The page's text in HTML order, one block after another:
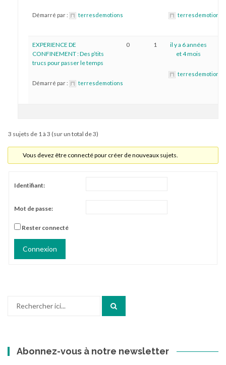
Démarré par : terresdemotions terresdemotions
EXPERIENCE DE
CONFINEMENT : Des p’tits
trucs pour passer le temps
Démarré par : terresdemotions
0 1
il y a 6 années
et 4 mois
terresdemotions
3 sujets de 1 à 3 (sur un total de 3)
Vous devez être connecté pour créer de nouveaux sujets.
Identifiant:
Mot de passe:
Rester connecté
Connexion
Abonnez-vous à notre newsletter